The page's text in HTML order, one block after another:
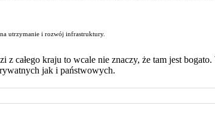
utrzymanie i rozwój infrastruktury.
z całego kraju to wcale nie znaczy, że tam jest
jak i państwowych.